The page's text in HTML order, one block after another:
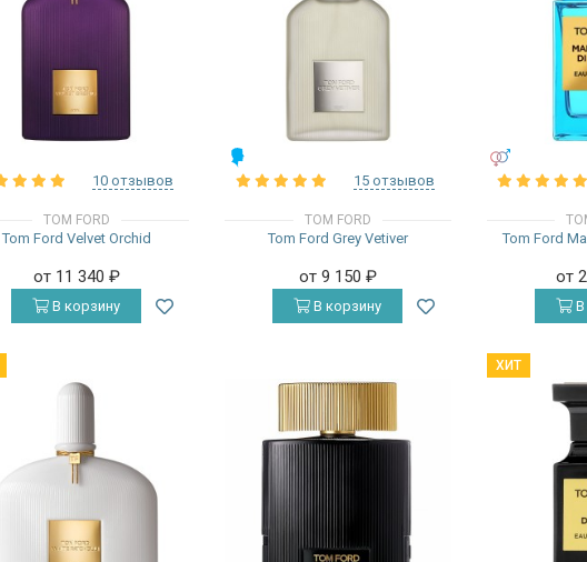
10 отзывов
TOM FORD
Tom Ford Velvet Orchid
от 11 340 ₽
В корзину
15 отзывов
TOM FORD
Tom Ford Grey Vetiver
от 9 150 ₽
В корзину
Tom Ford
от
В
ХИТ